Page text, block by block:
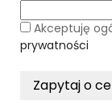
Akceptuję
prywatności